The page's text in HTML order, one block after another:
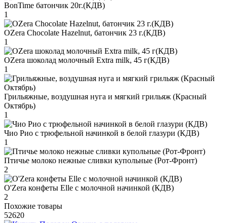
BonTime батончик 20г.(КДВ)
1
OZera Chocolate Hazelnut, батончик 23 г.(КДВ)
1
OZera шоколад молочный Extra milk, 45 г(КДВ)
1
Грильяжные, воздушная нуга и мягкий грильяж (Красный
Октябрь)
1
Чио Рио с трюфельной начинкой в белой глазури (КДВ)
1
Птичье молоко нежные сливки купольные (Рот-Фронт)
2
O'Zera конфеты Elle с молочной начинкой (КДВ)
2
Похожие товары
52620